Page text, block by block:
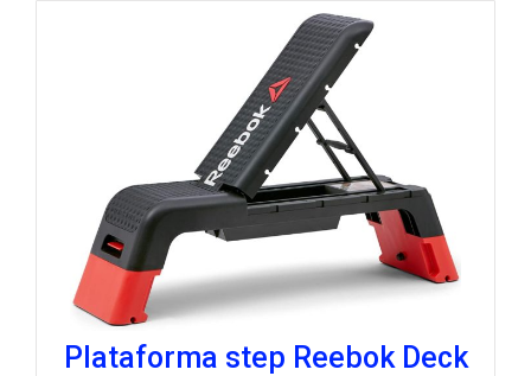
Plataforma step Reebok Deck